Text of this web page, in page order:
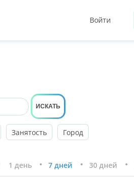
Войти
ИСКАТЬ
Занятость Город
1 день 7 дней 30 дней